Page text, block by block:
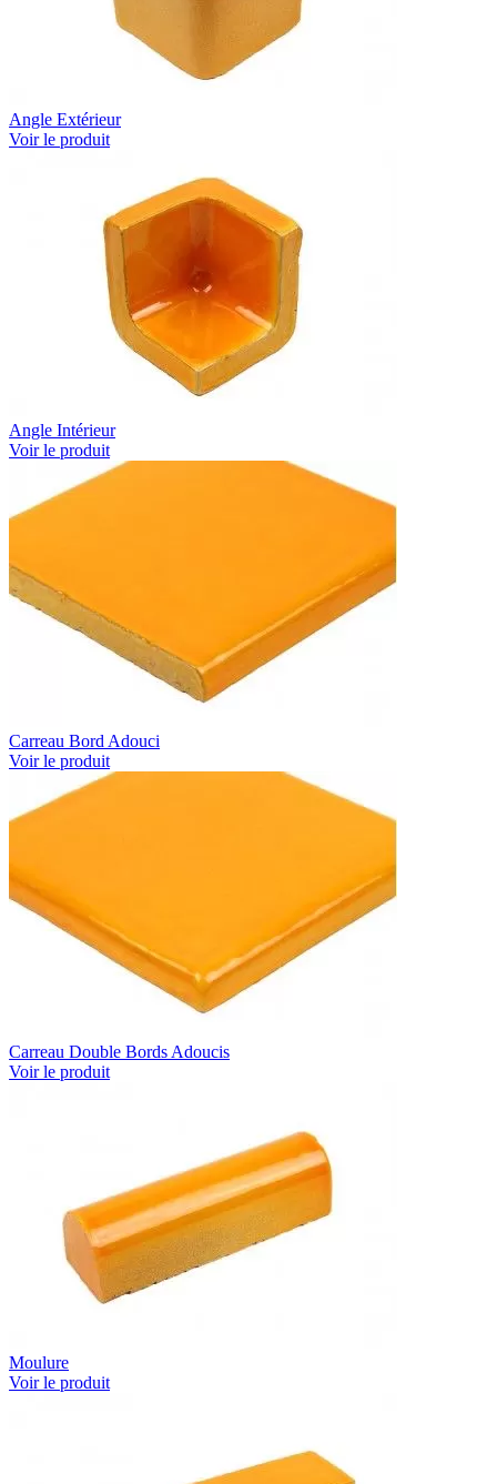
Angle Extérieur
Voir le produit
Angle Intérieur
Voir le produit
Carreau Bord Adouci
Voir le produit
Carreau Double Bords Adoucis
Voir le produit
Moulure
Voir le produit